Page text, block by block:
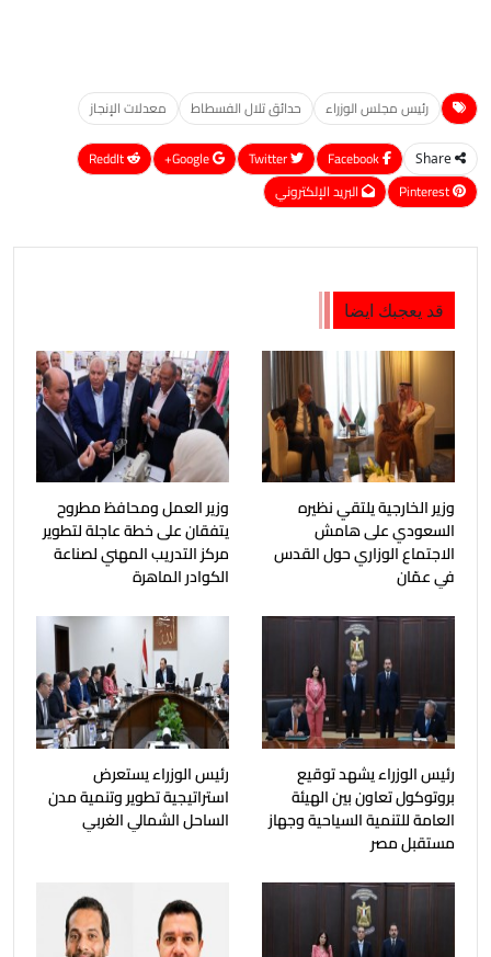
رئيس مجلس الوزراء حدائق تلال الفسطاط معدلات الإنجاز
Share
Google+
ReddIt
Pinterest
البريد الإلكتروني
قد يعجبك ايضا
وزير الخارجية يلتقي نظيره
السعودي على هامش
الاجتماع الوزاري حول القدس
في عمّان
وزير العمل ومحافظ مطروح
يتفقان على خطة عاجلة لتطوير
مركز التدريب المهني لصناعة
الكوادر الماهرة
رئيس الوزراء يشهد توقيع
بروتوكول تعاون بين الهيئة
العامة للتنمية السياحية وجهاز
مستقبل مصر
رئيس الوزراء يستعرض
استراتيجية تطوير وتنمية مدن
الساحل الشمالي الغربي